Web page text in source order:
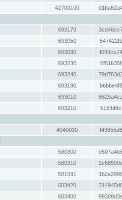
42700100
693170
693050
693030
693230
693240
693190
693010
693210
4940030
580300
580310
581591
603420
603400